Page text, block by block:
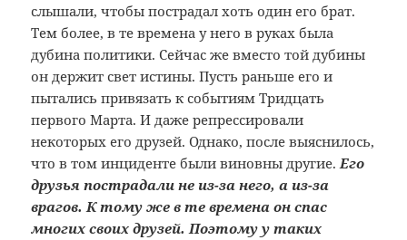
слышали, чтобы пострадал хоть один его брат.
Тем более, в те времена у него в руках была
дубина политики. Сейчас же вместо той дубины
он держит свет истины. Пусть раньше его и
пытались привязать к событиям Тридцать
первого Марта. И даже репрессировали
некоторых его друзей. Однако, после выяснилось,
что в том инциденте были виновны другие.Его
друзья пострадали не из-за него, а из-за
врагов. К тому же в те времена он спас
многих своих друзей. Поэтому у таких